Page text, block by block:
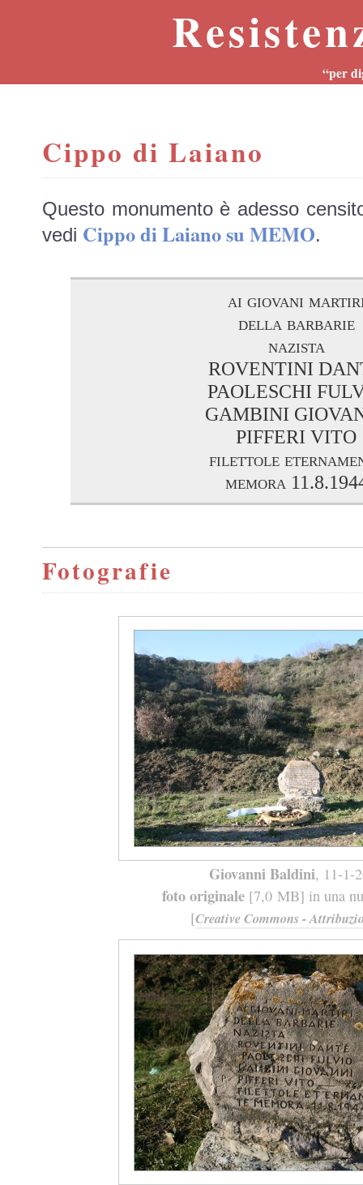
“per
Cippo di Laiano
Questo monumento è adesso
vedi Cippo di Laiano su MEMO.
ai giovani
della barbarie
nazista
ROVENTINI
PAOLESCHI
GAMBINI
PIFFERI VITO
filettole
memora
Fotografie
Giovanni Baldini, 11-1-
foto originale[7,0 MB] in una
[Creative Commons -